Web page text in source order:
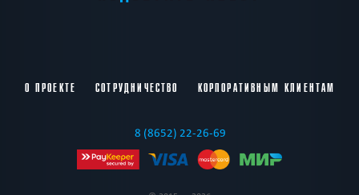
О ПРОЕКТЕ СОТРУДНИЧЕСТВО КОРПОРАТИВНЫМ КЛИЕНТАМ
8 (8652) 22-26-69